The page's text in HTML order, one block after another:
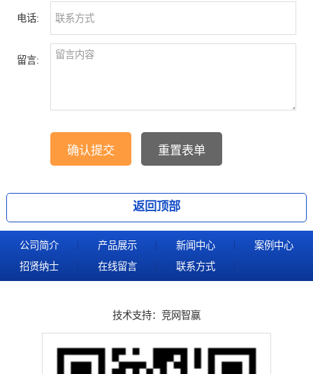
电话:
留言:
返回顶部
公司简介 产品展示 新闻中心
案例中心
招贤纳士
在线留言 联系方式
技术支持： 竞网智赢